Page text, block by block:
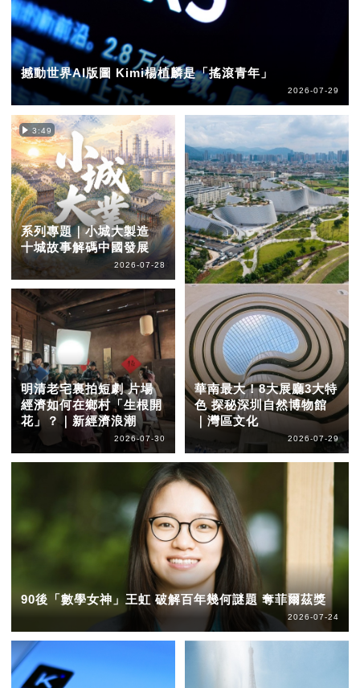
撼動世界AI版圖 Kimi楊植麟是「搖滾青年」
2026-07-29
3:49
系列專題｜小城大製造
十城故事解碼中國發展
2026-07-28
明清老宅裏拍短劇 片場
經濟如何在鄉村「生根開
花」？｜新經濟浪潮
2026-07-30
華南最大！8大展廳3大特
色 探秘深圳自然博物館
｜灣區文化
2026-07-29
90後「數學女神」王虹 破解百年幾何謎題 奪菲爾茲獎
2026-07-24